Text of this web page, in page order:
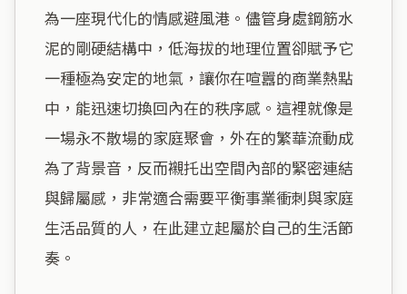
為一座現代化的情感避風港。儘管身處鋼筋水
泥的剛硬結構中，低海拔的地理位置卻賦予它
一種極為安定的地氣，讓你在喧囂的商業熱點
中，能迅速切換回內在的秩序感。這裡就像是
一場永不散場的家庭聚會，外在的繁華流動成
為了背景音，反而襯托出空間內部的緊密連結
與歸屬感，非常適合需要平衡事業衝刺與家庭
生活品質的人，在此建立起屬於自己的生活節
奏。